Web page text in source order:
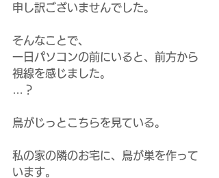
申し訳ございませんでした。
そんなことで、
一日パソコンの前にいると、前方から
視線を感じました。
…？
鳥がじっとこちらを見ている。
私の家の隣のお宅に、鳥が巣を作って
います。